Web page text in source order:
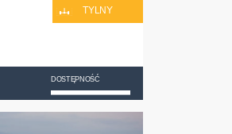
TYLNY
DOSTĘPNOŚĆ